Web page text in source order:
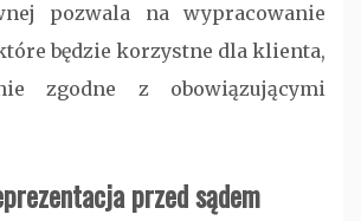
pozwala na wypracowanie
będzie korzystne dla klienta,
zgodne z obowiązującymi
przed sądem